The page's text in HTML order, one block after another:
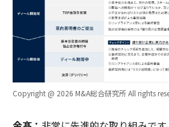
Copyright @ 2026 M&A総合研究所 All rights